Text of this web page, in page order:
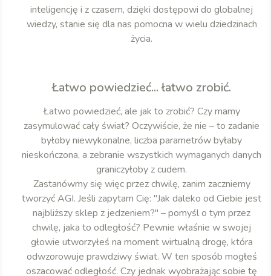
inteligencję i z czasem, dzięki dostępowi do globalnej
wiedzy, stanie się dla nas pomocna w wielu dziedzinach
życia.
Łatwo powiedzieć... łatwo zrobić.
Łatwo powiedzieć, ale jak to zrobić? Czy mamy
zasymulować cały świat? Oczywiście, że nie – to zadanie
byłoby niewykonalne, liczba parametrów byłaby
nieskończona, a zebranie wszystkich wymaganych danych
graniczyłoby z cudem.
Zastanówmy się więc przez chwilę, zanim zaczniemy
tworzyć AGI. Jeśli zapytam Cię: "Jak daleko od Ciebie jest
najbliższy sklep z jedzeniem?" – pomyśl o tym przez
chwilę, jaka to odległość? Pewnie właśnie w swojej
głowie utworzyłeś na moment wirtualną drogę, która
odwzorowuje prawdziwy świat. W ten sposób mogłeś
oszacować odległość. Czy jednak wyobrażając sobie tę